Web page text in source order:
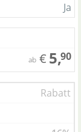
Ja
ab € 5,90
Rabatt